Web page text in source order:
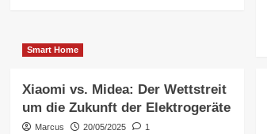
Sie
wissen
müssen
Smart Home
Xiaomi vs. Midea: Der Wettstreit
um die Zukunft der Elektrogeräte
Marcus 20/05/2025 1